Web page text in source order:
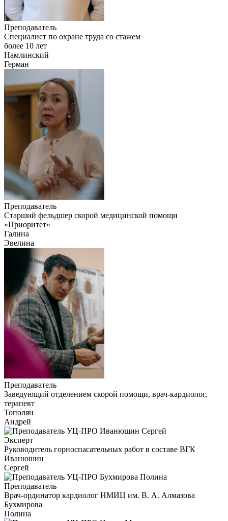
Преподаватель
Специалист по охране труда со стажем
более 10 лет
Намлинский
Герман
Преподаватель
Старший фельдшер скорой медицинской помощи
«Приоритет»
Галина
Эвелина
Преподаватель
Заведующий отделением скорой помощи, врач-кардиолог,
терапевт
Тополян
Андрей
Эксперт
Руководитель горноспасательных работ в составе ВГК
Иванюшин
Сергей
Преподаватель
Врач-ординатор кардиолог НМИЦ им. В. А. Алмазова
Бухмирова
Полина